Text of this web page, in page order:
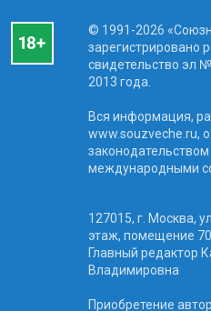
© 1991-2026
зарегистрировано
свидетельство эл
2013 года.
Вся информация,
www.souzveche.ru,
международными
127015, г. Москва,
этаж, помещение
Главный редактор
Владимировна
Приобретение